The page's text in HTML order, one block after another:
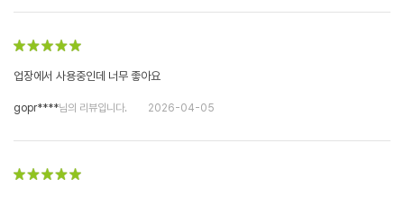
업장에서 사용중인데 너무 좋아요
gopr****님의 리뷰입니다. 2026-04-05